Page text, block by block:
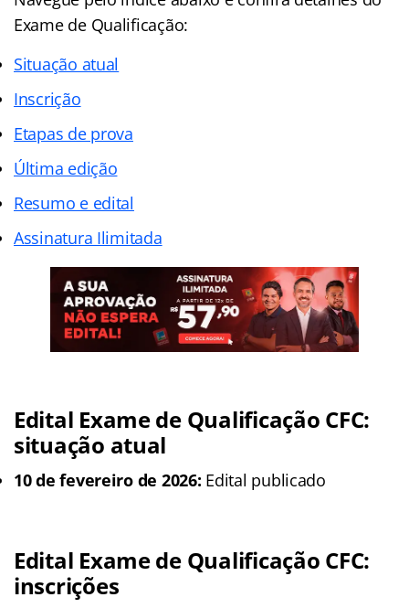
Exame de Qualificação:
Situação atual
Inscrição
Etapas de prova
Última edição
Resumo e edital
Assinatura Ilimitada
Edital Exame de Qualificação CFC:
situação atual
10 de fevereiro de 2026: Edital publicado
Edital Exame de Qualificação CFC:
inscrições